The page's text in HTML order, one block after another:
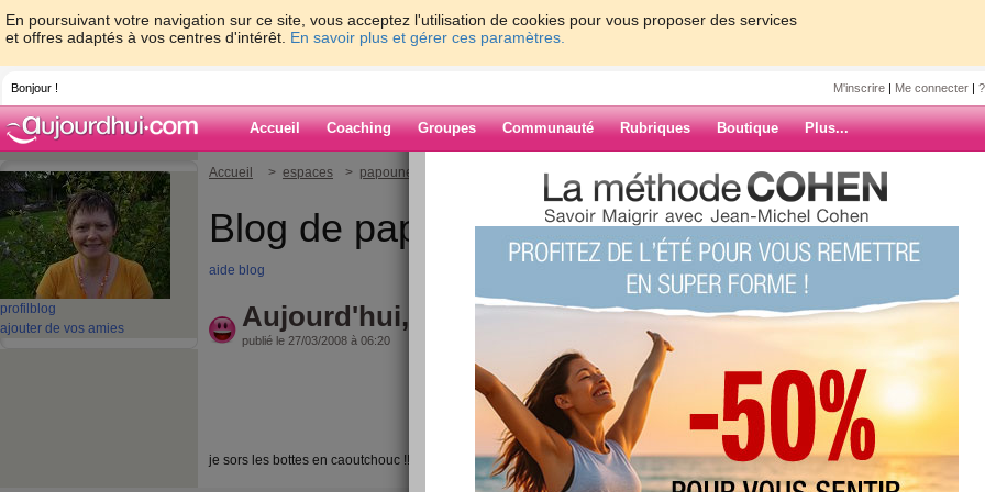
En poursuivant votre navigation sur ce site, vous acceptez l'utilisation de cookies pour vous proposer des services
et offres adaptés à vos centres d'intérêt. En savoir plus et gérer ces paramètres.
Bonjour ! M'inscrire | Me connecter |
Accueil Coaching Groupes Communauté Rubriques Boutique Plus...
profil blog
ajouter de vos amies
Accueil > espaces > papounet > Aujourd'hui, pluie,
Blog de papounet
aide blog
Aujourd'hui, pluie,
publié le 27/03/2008 à 06:20
je sors les bottes en caoutchouc !!!!!gros becs à+ danièle ARCHIVES